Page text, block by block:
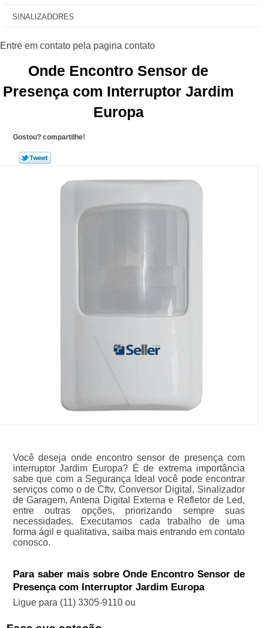
SINALIZADORES
Onde Encontro Sensor de
Presença com Interruptor Jardim
Europa
Gostou? compartilhe!
Você deseja onde encontro sensor de presença com
interruptor Jardim Europa? É de extrema importância
sabe que com a Segurança Ideal você pode encontrar
serviços como o de Cftv, Conversor Digital, Sinalizador
de Garagem, Antena Digital Externa e Refletor de Led,
entre outras opções, priorizando sempre suas
necessidades. Executamos cada trabalho de uma
forma ágil e qualitativa, saiba mais entrando em contato
conosco.
Para saber mais sobre Onde Encontro Sensor de
Presença com Interruptor Jardim Europa
Ligue para (11) 3305-9110ou